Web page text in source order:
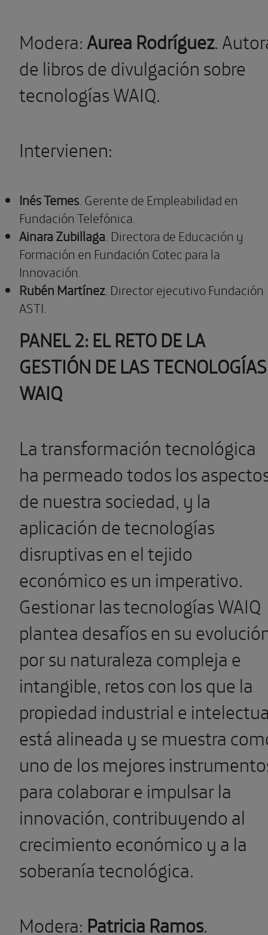
Modera:Aurea Rodríguez.
de libros de divulgación sobre
tecnologías WAIQ.
Intervienen:
Inés Temes . Gerente de Empleabilidad en
Fundación Telefónica.
Ainara Zubillaga . Directora de Educación y
Formación en Fundación Cotec para la
Innovación.
Rubén Martínez. Director ejecutivo Fundación
ASTI.
PANEL 2: EL RETO DE LA
GESTIÓN DE LAS TECNOLOGÍAS
WAIQ
La transformación tecnológica
ha permeado todos los
de nuestra sociedad, y la
aplicación de tecnologías
disruptivas en el tejido
económico es un imperativo.
Gestionar las tecnologías WAIQ
plantea desafíos en su
por su naturaleza compleja e
intangible, retos con los que la
propiedad industrial e
está alineada y se muestra
uno de los mejores
para colaborar e impulsar la
innovación, contribuyendo al
crecimiento económico y a la
soberanía tecnológica.
Modera: Patricia Ramos.